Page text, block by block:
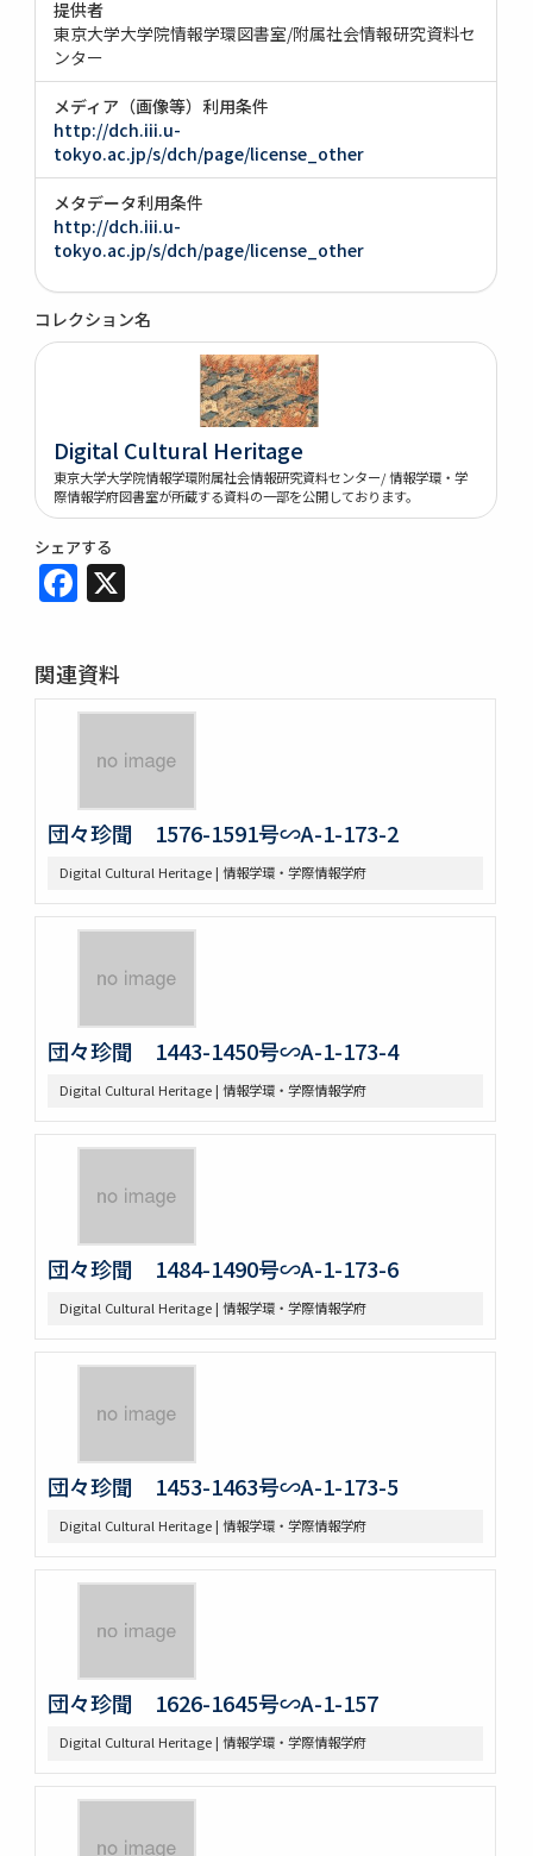
提供者
東京大学大学院情報学環図書室/附属社会情報研究資料セ
ンター
メディア（画像等）利用条件
http://dch.iii.u-
tokyo.ac.jp/s/dch/page/license_other
メタデータ利用条件
http://dch.iii.u-
tokyo.ac.jp/s/dch/page/license_other
コレクション名
Digital Cultural Heritage
東京大学大学院情報学環附属社会情報研究資料センター/ 情報学環・学
際情報学府図書室が所蔵する資料の一部を公開しております。
シェアする
Facebook
関連資料
団々珍聞 1576-1591号∽A-1-173-2
Digital Cultural Heritage | 情報学環・学際情報学府
団々珍聞 1443-1450号∽A-1-173-4
Digital Cultural Heritage | 情報学環・学際情報学府
団々珍聞 1484-1490号∽A-1-173-6
Digital Cultural Heritage | 情報学環・学際情報学府
団々珍聞 1453-1463号∽A-1-173-5
Digital Cultural Heritage | 情報学環・学際情報学府
団々珍聞 1626-1645号∽A-1-157
Digital Cultural Heritage | 情報学環・学際情報学府